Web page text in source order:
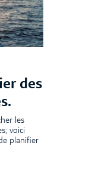
des
les
voici
planifier